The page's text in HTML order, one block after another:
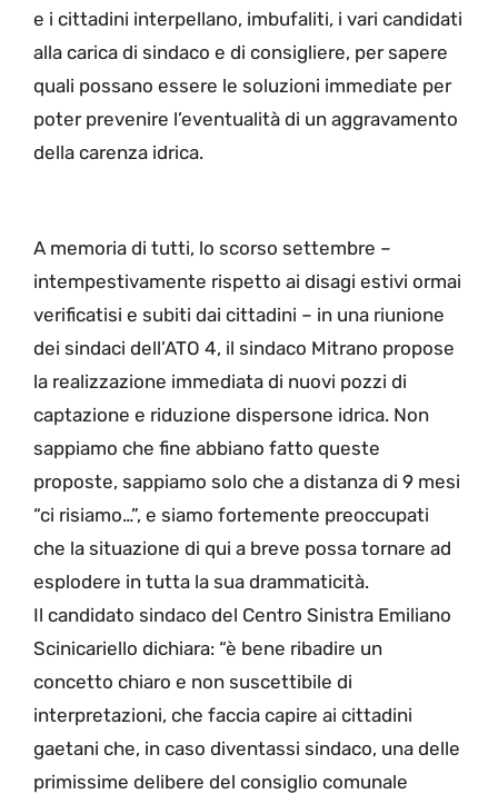
e i cittadini interpellano, imbufaliti, i vari candidati
alla carica di sindaco e di consigliere, per sapere
quali possano essere le soluzioni immediate per
poter prevenire l’eventualità di un aggravamento
della carenza idrica.
A memoria di tutti, lo scorso settembre –
intempestivamente rispetto ai disagi estivi ormai
verificatisi e subiti dai cittadini – in una riunione
dei sindaci dell’ATO 4, il sindaco Mitrano propose
la realizzazione immediata di nuovi pozzi di
captazione e riduzione dispersone idrica. Non
sappiamo che fine abbiano fatto queste
proposte, sappiamo solo che a distanza di 9 mesi
“ci risiamo…”, e siamo fortemente preoccupati
che la situazione di qui a breve possa tornare ad
esplodere in tutta la sua drammaticità.
Il candidato sindaco del Centro Sinistra Emiliano
Scinicariello dichiara: “è bene ribadire un
concetto chiaro e non suscettibile di
interpretazioni, che faccia capire ai cittadini
gaetani che, in caso diventassi sindaco, una delle
primissime delibere del consiglio comunale